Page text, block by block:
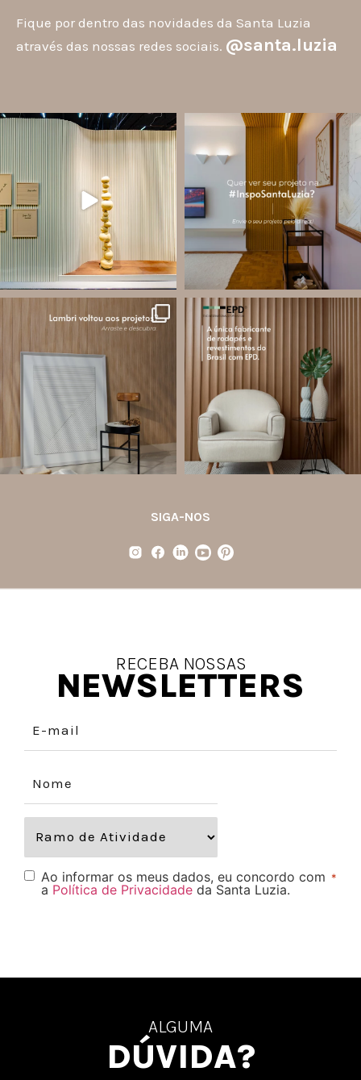
Fique por dentro das novidades da Santa Luzia
através das nossas redes sociais. @santa.luzia
santa.luzia
À primeira vista, ele pode até parecer
funções dentro do projeto
Ele...
Ago 9
santa.luzia
A #InspoSantaLuzia é um espaço
criado para divulgar projetos que
utilizam produtos Santa Luzia e
valorizar o trabalho de arquitetos,
designers de...
Jul 28
14 0
O lambri é um revestimento versátil
painéis decorativos e diversas
composições para valorizar o
Jul 27
87 8
Você sabe o que é EPD?
A Declaração Ambiental de Produto
(Environmental Product Declaration) é
um documento internacional que
Jul 21
35 1
SIGA-NOS
RECEBA NOSSAS
NEWSLETTERS
Ao informar os meus dados, eu concordo com
a Política de Privacidade da Santa Luzia.
*
ALGUMA
DÚVIDA?